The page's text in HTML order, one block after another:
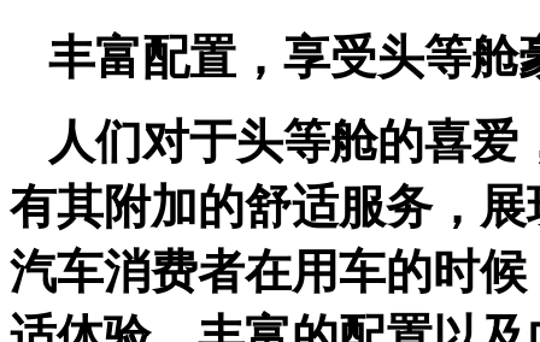
丰富配置，享受头等舱
人们对于头等舱的喜
有其附加的舒适服务，展
汽车消费者在用车的时